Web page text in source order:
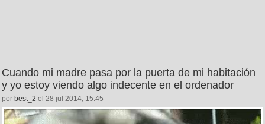
Cuando mi madre pasa por la puerta de mi habitación
y yo estoy viendo algo indecente en el ordenador
por best_2 el 28 jul 2014, 15:45